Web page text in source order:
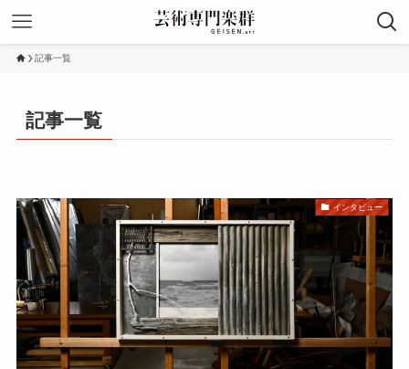
記事一覧
記事一覧
インタビュー